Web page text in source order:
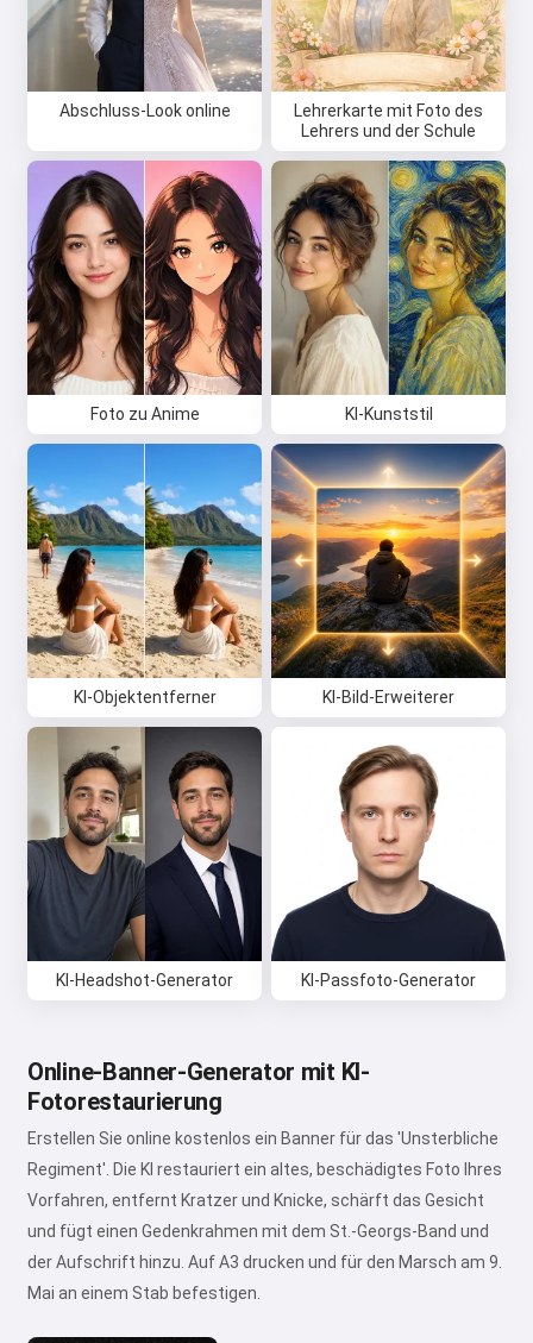
Abschluss-Look online
Lehrerkarte mit Foto des
Lehrers und der Schule
Foto zu Anime KI-Kunststil
KI-Objektentferner KI-Bild-Erweiterer
KI-Headshot-Generator KI-Passfoto-Generator
Online-Banner-Generator mit KI-
Fotorestaurierung
Erstellen Sie online kostenlos ein Banner für das 'Unsterbliche
Regiment'. Die KI restauriert ein altes, beschädigtes Foto Ihres
Vorfahren, entfernt Kratzer und Knicke, schärft das Gesicht
und fügt einen Gedenkrahmen mit dem St.-Georgs-Band und
der Aufschrift hinzu. Auf A3 drucken und für den Marsch am 9.
Mai an einem Stab befestigen.